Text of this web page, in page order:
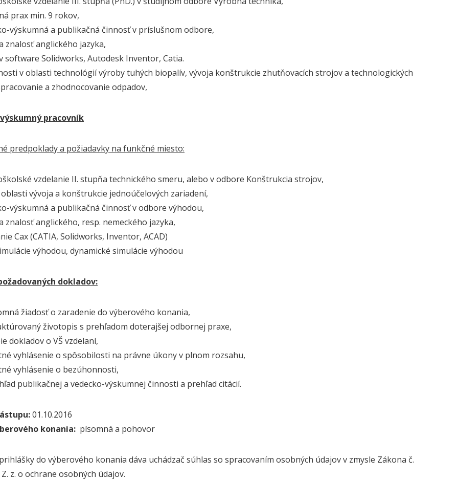
prax min. 9 rokov,
výskumná a publikačná činnosť v príslušnom odbore,
anglického jazyka,
Solidworks, Autodesk Inventor, Catia.
v oblasti technológií výroby tuhých biopalív, vývoja konštrukcie zhutňovacích strojov a technologických
a zhodnocovanie odpadov,
pracovník
predpoklady a požiadavky na funkčné miesto:
vzdelanie II. stupňa technického smeru, alebo v odbore Konštrukcia strojov,
vývoja a konštrukcie jednoúčelových zariadení,
výskumná a publikačná činnosť v odbore výhodou,
anglického, resp. nemeckého jazyka,
Cax (CATIA, Solidworks, Inventor, ACAD)
výhodou, dynamické simulácie výhodou
dokladov:
žiadosť o zaradenie do výberového konania,
životopis s prehľadom doterajšej odbornej praxe,
o VŠ vzdelaní,
o spôsobilosti na právne úkony v plnom rozsahu,
o bezúhonnosti,
a vedecko-výskumnej činnosti a prehľad citácií.
01.10.2016
konania: písomná a pohovor
do výberového konania dáva uchádzač súhlas so spracovaním osobných údajov v zmysle Zákona č.
z. o ochrane osobných údajov.